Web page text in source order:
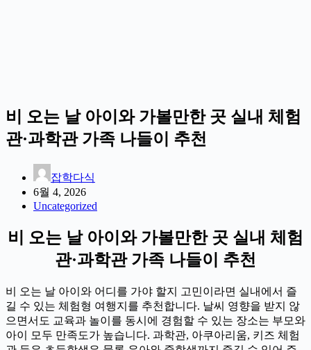
비 오는 날 아이와 가볼만한 곳 실내 체험
관·과학관 가족 나들이 추천
잡학다식
6월 4, 2026
Uncategorized
비 오는 날 아이와 가볼만한 곳 실내 체험
관·과학관 가족 나들이 추천
비 오는 날 아이와 어디를 가야 할지 고민이라면 실내에서 즐
길 수 있는 체험형 여행지를 추천합니다. 날씨 영향을 받지 않
으면서도 교육과 놀이를 동시에 경험할 수 있는 장소는 부모와
아이 모두 만족도가 높습니다. 과학관, 아쿠아리움, 키즈 체험